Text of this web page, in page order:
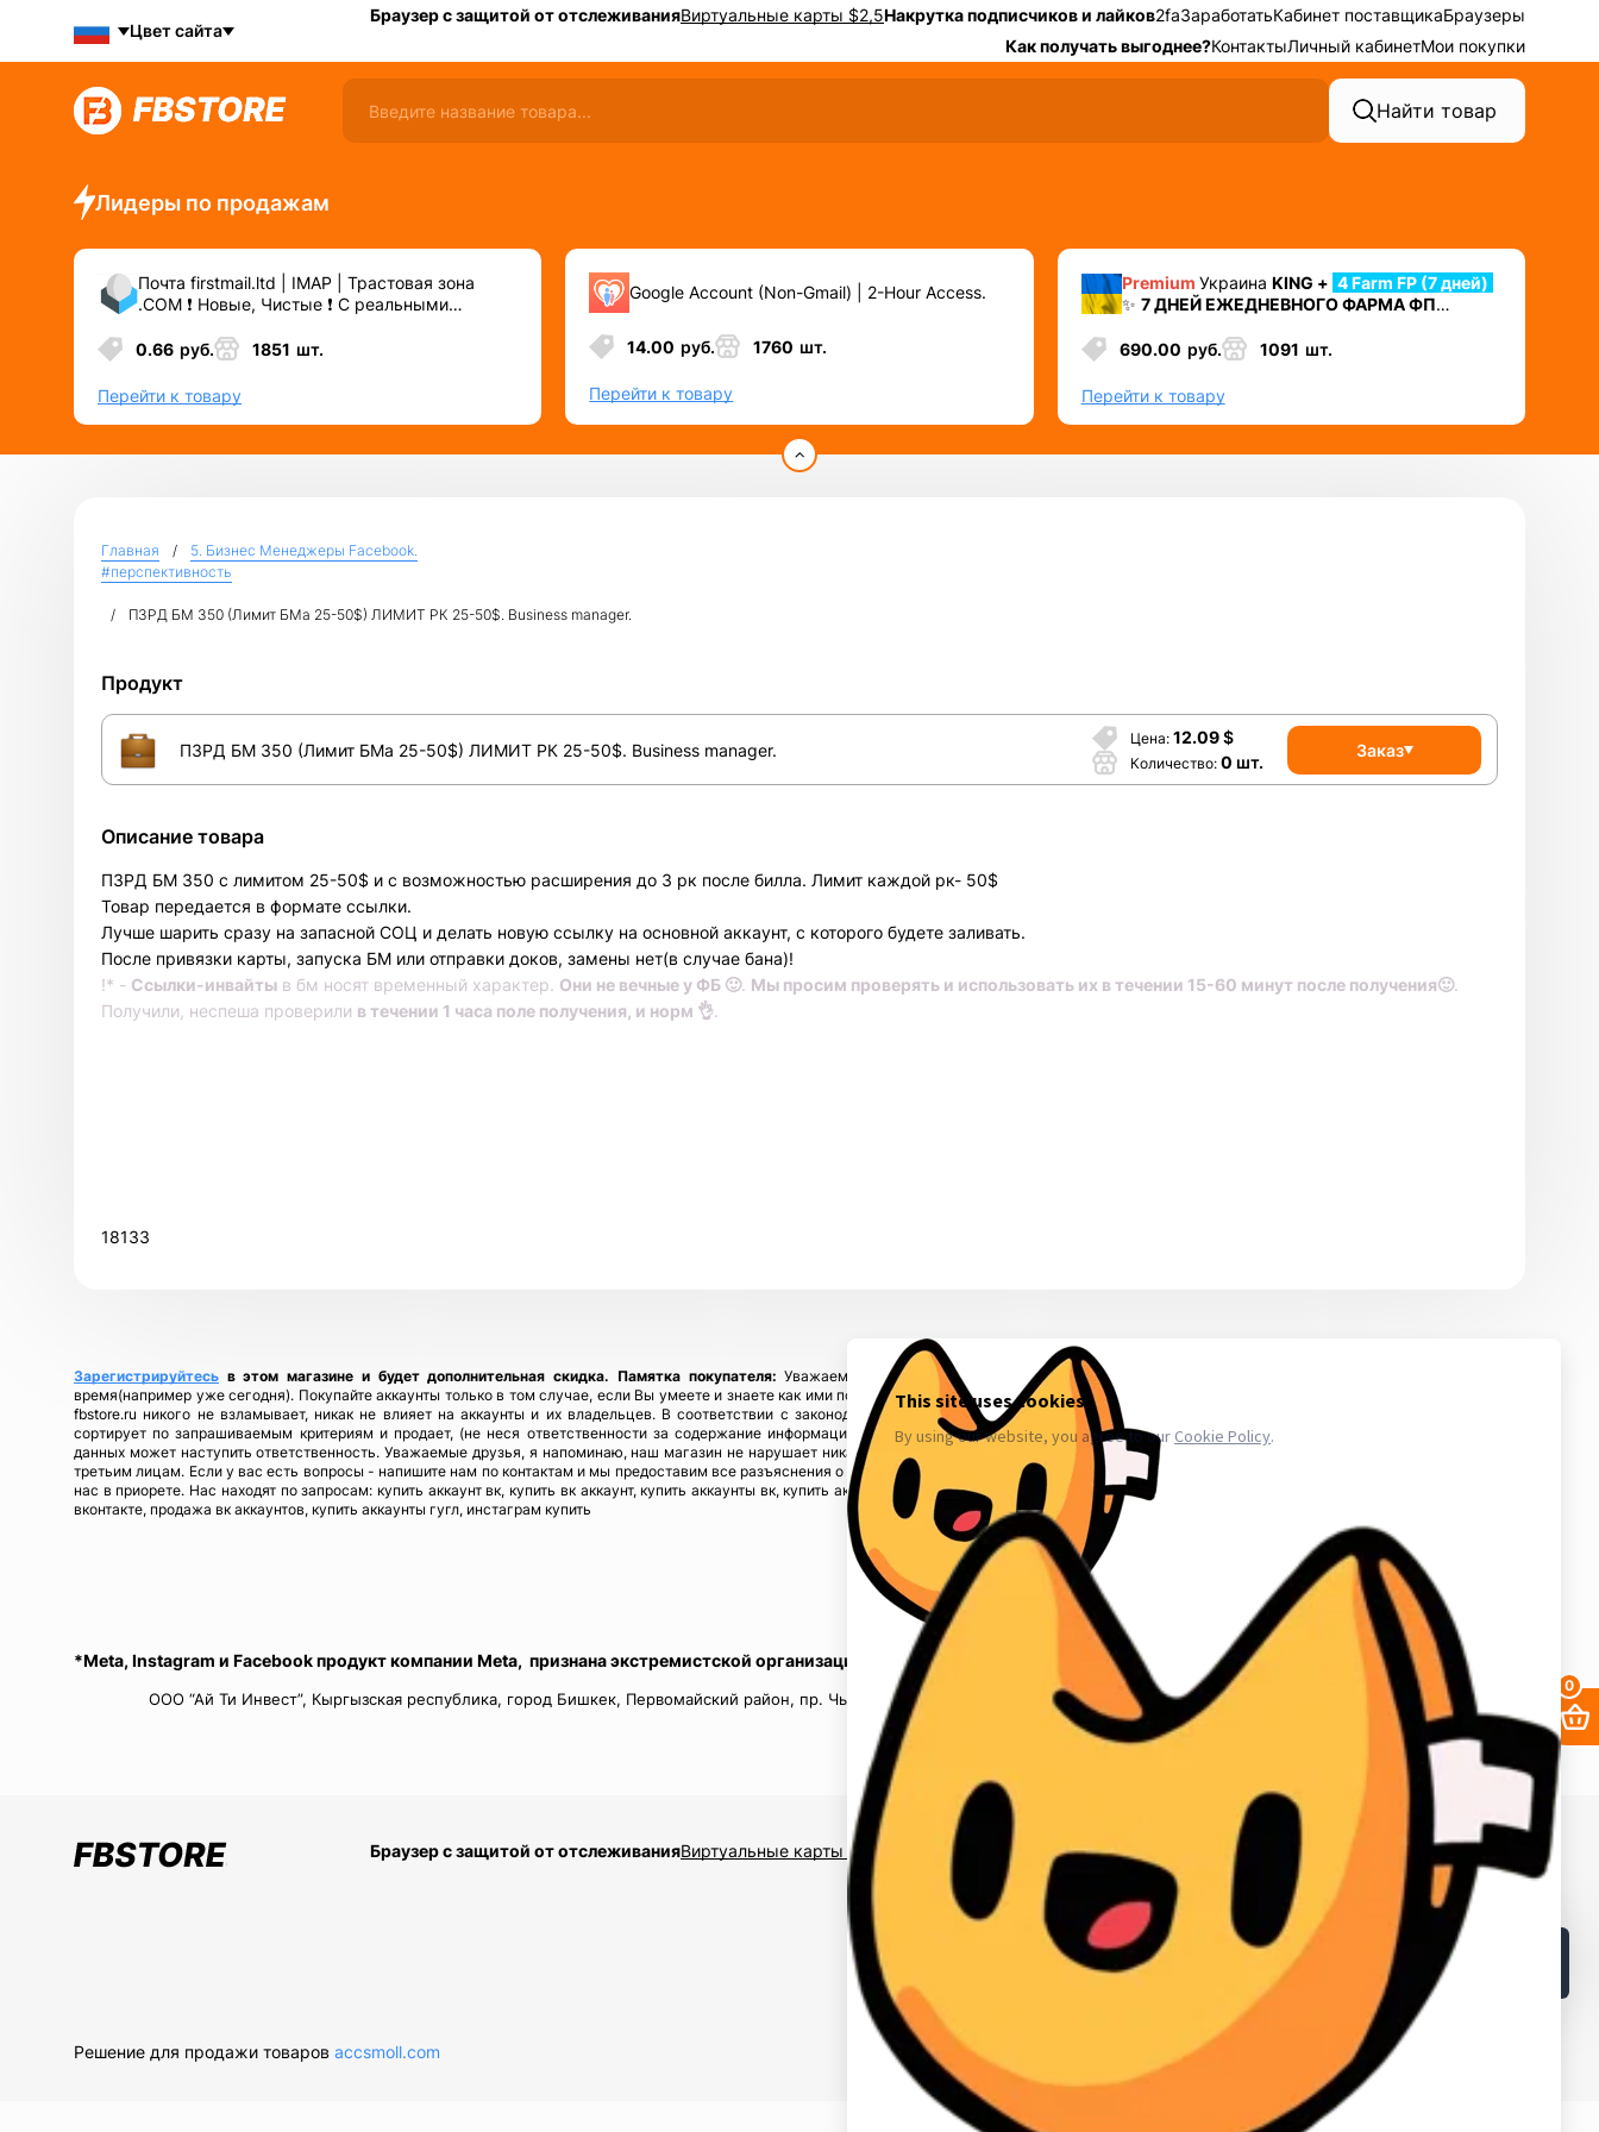
Цвет сайта
Браузер с защитой от отслеживанияВиртуальные карты $2,5Накрутка подписчиков и лайков2faЗаработатьКабинет поставщикаБраузеры
Как получать выгоднее?КонтактыЛичный кабинетМои покупки
Найти товар
Лидеры по продажам
Почта firstmail.ltd | IMAP | Трастовая зона
.COM ❗️ Новые, Чистые ❗️ С реальными
прочих сервисов\соц.сетей.
0.66 руб. 1851 шт.
Перейти к товару
Google Account (Non-Gmail) | 2-Hour Access.
14.00 руб. 1760 шт.
Перейти к товару
Premium Украина KING + 4 Farm FP (7 дней)
✨ 7 ДНЕЙ ЕЖЕДНЕВНОГО ФАРМА ФП
Token EAAB
работы в долгую
690.00 руб. 1091 шт.
Перейти к товару
Главная
5. Бизнес Менеджеры Facebook.
#перспективность
ПЗРД БМ 350 (Лимит БМа 25-50$) ЛИМИТ РК 25-50$. Business manager.
Продукт
ПЗРД БМ 350 (Лимит БМа 25-50$) ЛИМИТ РК 25-50$. Business manager.
Цена 12.09$
Количество 0 шт.
Заказ
Описание товара
ПЗРД БМ 350 с лимитом 25-50$ и с возможностью расширения до 3 рк после билла. Лимит каждой рк- 50$
Товар передается в формате ссылки.
Лучше шарить сразу на запасной СОЦ и делать новую ссылку на основной аккаунт, с которого будете заливать.
После привязки карты, запуска БМ или отправки доков, замены нет(в случае бана)!
!* - Ссылки-инвайты в бм носят временный характер. Они не вечные у ФБ 🙂. Мы просим проверять и использовать их в течении 15-60 минут после получения🙂.
Получили, неспеша проверили в течении 1 часа поле получения, и норм 👌.
18133
Зарегистрируйтесь в этом магазине и будет дополнительная скидка. Памятка покупателя:Уважаемые покупатели, приобретайте то количество, которое сможете использовать в ближайшее
время(например уже сегодня). Покупайте аккаунты только в том случае, если Вы умеете и знаете как ими пользоваться! Если у Вас возникают проблемы с аккаунтами - обратитесь в поддержку. Магазин
fbstore.ru никого не взламывает, никак не влияет на аккаунты и их владельцев. В соответствии с законодательством! Магазин fbstore.ru в свою очередь, покупает услуги информационного доступа,
сортирует по запрашиваемым критериям и продает, (не неся ответственности за содержание информации), предупреждая, что в случае уничтожения, блокирования, модификации либо копировании
данных может наступить ответственность. Уважаемые друзья, я напоминаю, наш магазин не нарушает никаких законов и не каких прав третьих лиц. Весь товар который мы предлагаем не принадлежит
третьим лицам. Если у вас есть вопросы - напишите нам по контактам и мы предоставим все разъяснения о происхождении товаров. Мы уважаем закон и стабильность в работе нас и наших клиентов для
нас в приорете. Нас находят по запросам: купить аккаунт вк, купить вк аккаунт, купить аккаунты вк, купить аккаунты инстаграм, купить аккаунт в вк, биржа аккаунтов, аккаунты инстаграм, купить аккаунты
вконтакте, продажа вк аккаунтов, купить аккаунты гугл, инстаграм купить
*Meta, Instagram и Facebook продукт компании Meta, признана экстремистской организацией в России.
ООО “Ай Ти Инвест”, Кыргызская республика, город Бишкек, Первомайский район, пр. Чынгыз Айтматов, д.16, кв.68. ИНН в Кыргызской республике: 02405202310226.
Браузер с защитой от отслеживанияВиртуальные карты $2,5 Накрутка подписчиков и лайков Заработать Кабинет поставщикаБраузеры
Как получать выгоднее?Контакты
Поддержка магазина
Решение для продажи товаров accsmoll.com
0
Всего позиций в корзине
Всего товара в корзине
Сумма к оплате (без скидок)